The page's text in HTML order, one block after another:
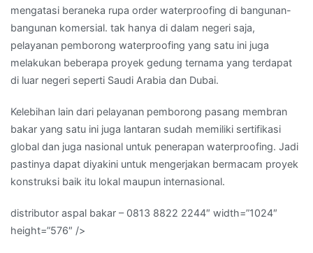
mengatasi beraneka rupa order waterproofing di bangunan-
bangunan komersial. tak hanya di dalam negeri saja,
pelayanan pemborong waterproofing yang satu ini juga
melakukan beberapa proyek gedung ternama yang terdapat
di luar negeri seperti Saudi Arabia dan Dubai.
Kelebihan lain dari pelayanan pemborong pasang membran
bakar yang satu ini juga lantaran sudah memiliki sertifikasi
global dan juga nasional untuk penerapan waterproofing. Jadi
pastinya dapat diyakini untuk mengerjakan bermacam proyek
konstruksi baik itu lokal maupun internasional.
distributor aspal bakar – 0813 8822 2244″ width=”1024″
height=”576″ />